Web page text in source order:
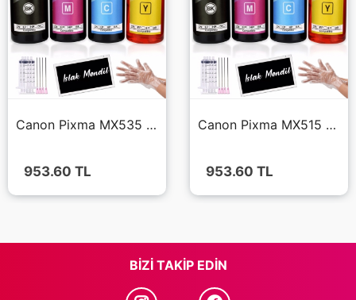
Canon Pixma MX535 Mürekkep 4x500 ml (Muadil)
953.60 TL
Canon Pixma MX515 Mürekkep 4x500 ml (Muadil)
953.60 TL
BIZI TAKIP EDIN